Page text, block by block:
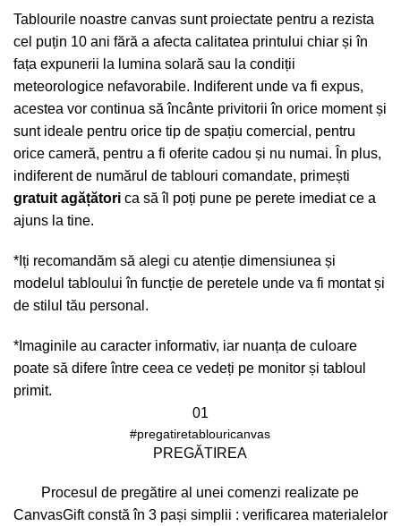
Tablourile noastre canvas sunt proiectate pentru a rezista
cel puțin 10 ani fără a afecta calitatea printului chiar și în
fața expunerii la lumina solară sau la condiții
meteorologice nefavorabile. Indiferent unde va fi expus,
acestea vor continua să încânte privitorii în orice moment și
sunt ideale pentru orice tip de spațiu comercial, pentru
orice cameră, pentru a fi oferite cadou și nu numai. În plus,
indiferent de numărul de tablouri comandate, primești
gratuit agățători ca să îl poți pune pe perete imediat ce a
ajuns la tine.
*Iți recomandăm să alegi cu atenție dimensiunea și
modelul tabloului în funcție de peretele unde va fi montat și
de stilul tău personal.
*Imaginile au caracter informativ, iar nuanța de culoare
poate să difere între ceea ce vedeți pe monitor și tabloul
primit.
01
#pregatiretablouricanvas
PREGĂTIREA
Procesul de pregătire al unei comenzi realizate pe
CanvasGift constă în 3 pași simplii : verificarea materialelor